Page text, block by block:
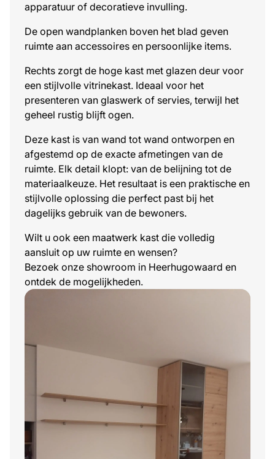
apparatuur of decoratieve invulling.
De open wandplanken boven het blad geven
ruimte aan accessoires en persoonlijke items.
Rechts zorgt de hoge kast met glazen deur voor
een stijlvolle vitrinekast. Ideaal voor het
presenteren van glaswerk of servies, terwijl het
geheel rustig blijft ogen.
Deze kast is van wand tot wand ontworpen en
afgestemd op de exacte afmetingen van de
ruimte. Elk detail klopt: van de belijning tot de
materiaalkeuze. Het resultaat is een praktische en
stijlvolle oplossing die perfect past bij het
dagelijks gebruik van de bewoners.
Wilt u ook een maatwerk kast die volledig
aansluit op uw ruimte en wensen?
Bezoek onze showroom in Heerhugowaard en
ontdek de mogelijkheden.